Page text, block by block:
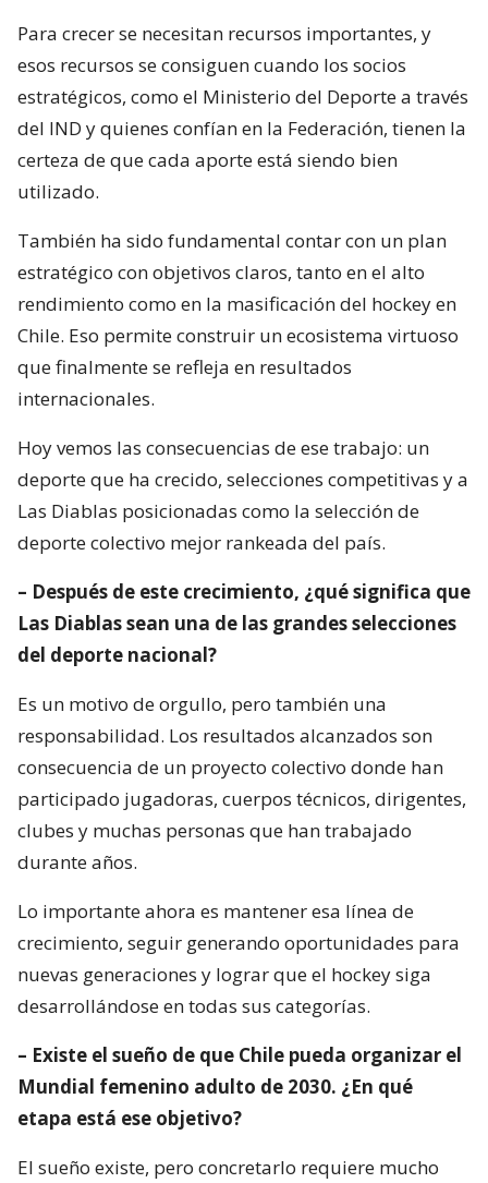
Para crecer se necesitan recursos importantes, y
esos recursos se consiguen cuando los socios
estratégicos, como el Ministerio del Deporte a través
del IND y quienes confían en la Federación, tienen la
certeza de que cada aporte está siendo bien
utilizado.
También ha sido fundamental contar con un plan
estratégico con objetivos claros, tanto en el alto
rendimiento como en la masificación del hockey en
Chile. Eso permite construir un ecosistema virtuoso
que finalmente se refleja en resultados
internacionales.
Hoy vemos las consecuencias de ese trabajo: un
deporte que ha crecido, selecciones competitivas y a
Las Diablas posicionadas como la selección de
deporte colectivo mejor rankeada del país.
– Después de este crecimiento, ¿qué significa que
Las Diablas sean una de las grandes selecciones
del deporte nacional?
Es un motivo de orgullo, pero también una
responsabilidad. Los resultados alcanzados son
consecuencia de un proyecto colectivo donde han
participado jugadoras, cuerpos técnicos, dirigentes,
clubes y muchas personas que han trabajado
durante años.
Lo importante ahora es mantener esa línea de
crecimiento, seguir generando oportunidades para
nuevas generaciones y lograr que el hockey siga
desarrollándose en todas sus categorías.
– Existe el sueño de que Chile pueda organizar el
Mundial femenino adulto de 2030. ¿En qué
etapa está ese objetivo?
El sueño existe, pero concretarlo requiere mucho